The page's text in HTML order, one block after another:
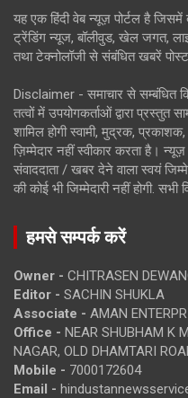
यह एक हिंदी वेब न्यूज़ पोर्टल है
ट्रेंडिंग न्यूज, बॉलीवुड, खेल जगत,
तथा टेक्नोलॉजी से संबंधित खबरें
Disclaimer - समाचार से सम्बंधित
तत्वों में उपयोगकर्ताओं द्वारा प्रस्तुत
शामिल होगी स्वामी, मुद्रक,
ज़िम्मेदार नहीं स्वीकार करता है।
संवाददाता / खबर देने वाला स्वयं
की कोई भी जिम्मेदारी नहीं होगी. सभी
हमसे सम्पर्क करें
Owner - CHITRASEN
Editor - SACHIN SHUKLA
Associate - AMAN
Office - NEAR SHUBHAM K
NAGAR, OLD DHAMTARI
Mobile - 7000172604
Email -